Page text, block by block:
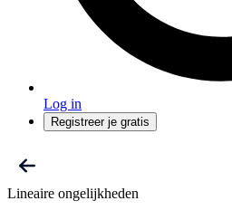
Log in
Registreer je gratis
Lineaire ongelijkheden